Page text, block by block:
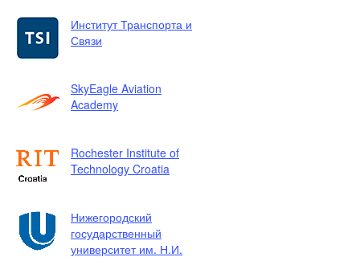
Институт Транспорта и
Связи
SkyEagle Aviation
Academy
Rochester Institute of
Technology Croatia
Нижегородский
государственный
университет им. Н.И.